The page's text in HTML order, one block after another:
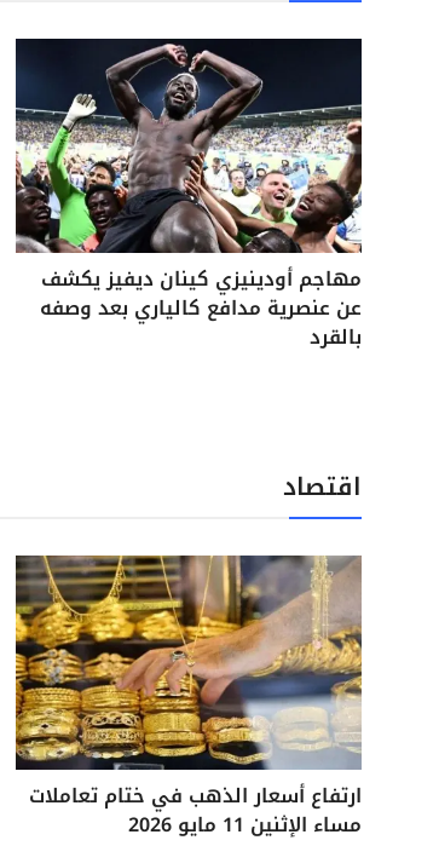
مهاجم أودينيزي كينان ديفيز يكشف
عن عنصرية مدافع كالياري بعد وصفه
بالقرد
اقتصاد
ارتفاع أسعار الذهب في ختام تعاملات
مساء الإثنين 11 مايو 2026